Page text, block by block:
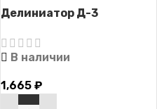
Делиниатор Д-3
В наличии
1,665 ₽